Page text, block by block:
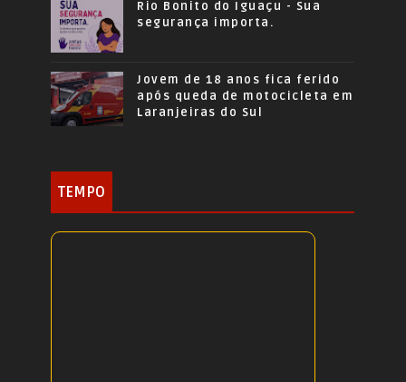
Rio Bonito do Iguaçu - Sua
segurança importa.
Jovem de 18 anos fica ferido
após queda de motocicleta em
Laranjeiras do Sul
TEMPO